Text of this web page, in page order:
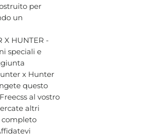
per
un
X HUNTER -
speciali e
x Hunter
questo
al vostro
altri
completo